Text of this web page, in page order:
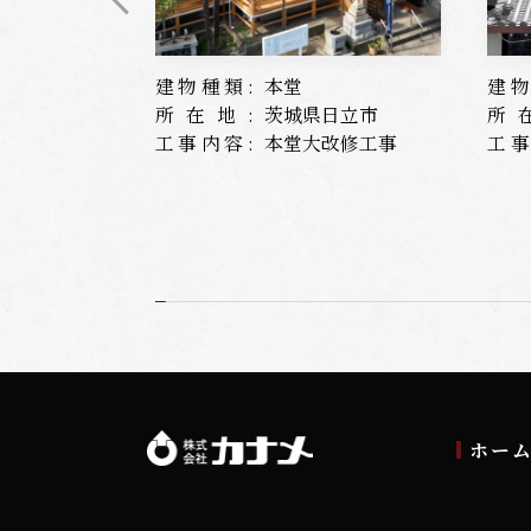
建物種類: 本堂
所在地: 茨城県日立市
工事内容: 本堂大改修工事
建
所
工
ホー